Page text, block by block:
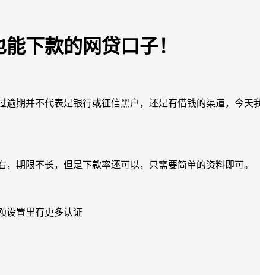
下款的网贷口子！
并不代表是银行或征信黑户，还是有借钱的渠道，今天
限不长，但是下款率还可以，只需要简单的资料即可。
置里有更多认证